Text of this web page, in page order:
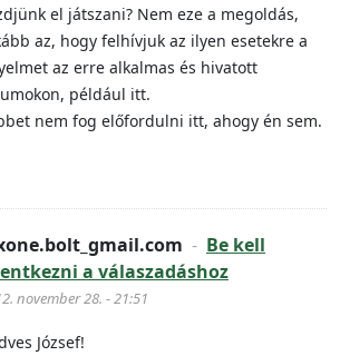
el játszani? Nem eze a megoldás,
az, hogy felhívjuk az ilyen esetekre a
az erre alkalmas és hivatott
például itt.
nem fog előfordulni itt, ahogy én sem.
- Be kell
a válaszadáshoz
november 28. - 21:51
József!